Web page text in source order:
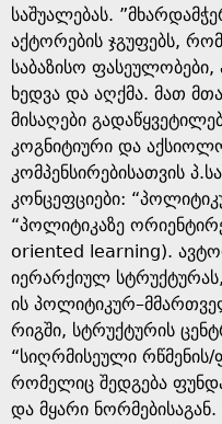
საშუალებას.
აქტორების ჯგუფებს,
საბაზისო
ხედვა და აღქმა. მათ
მისაღები
კოგნიტიური და
კომპენსირებისათვის
კონცეფციები:
“პოლიტიკაზე
oriented learning).
იერარქიულ
ის
რიგში, სტრუქტურის
“სიღრმისეული რწმენის/
რომელიც შედგება
და მყარი ნორმებისაგან.